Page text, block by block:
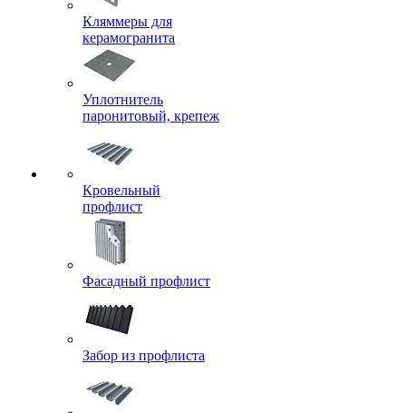
Кляммеры для
керамогранита
Уплотнитель
паронитовый, крепеж
Кровельный
профлист
Фасадный профлист
Забор из профлиста